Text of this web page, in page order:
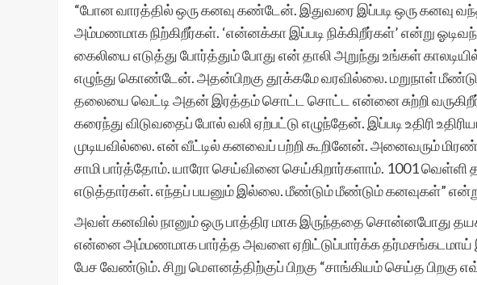
“போன வாரத்தில் ஒரு கனவு கண்டேன். இதுவரை இப்படி ஒரு கனவு
அம்மணமாக நிற்கிறீர்கள். ‘என்னக்கா இப்படி நிக்கிறீர்கள்’ என்று
கைலியை எடுத்து போர்த்தும் போது என் தாலி அறுந்து உங்கள்
எழுந்து கொண்டேன். அதன்பிறகு தூக்கமே வரவில்லை. மறுநாள்
தலையை வெட்டி அதன் இரத்தம் சொட்ட சொட்ட என்னை சுற்றி
கரைந்து விடுவதைப் போல் வலி ஏற்பட்டு எழுந்தேன். இப்படி உதிரி
முடியவில்லை. என் வீட்டில் கனவைப் பற்றி கூறினேன். அனைவரும்
சாமி பார்த்தோம். யாரோ செய்வினை செய்கிறார்களாம். 1001
எடுத்தார்கள். எந்தப் பயனும் இல்லை. மீண்டும் மீண்டும் கனவுகள்”
அவள் கனவில் நானும் ஒரு பாத்திர மாக இருந்ததை சொன்னபோது
என்னை அம்மணமாக பார்த்த அவளை ஏறிட்டுப்பார்க்க தர்மசங்கடமாய்
பேச வேண்டும். சிறு மௌனத்திற்குப் பிறகு “சாங்கியம் செய்த பிறகு